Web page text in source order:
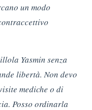
un modo
Yasmin senza
libertà. Non devo
mediche o di
Posso ordinarla